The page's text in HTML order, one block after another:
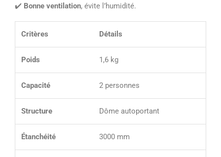
✔️ Bonne ventilation, évite l’humidité.
Critères Détails
Poids 1,6 kg
Capacité 2 personnes
Structure Dôme autoportant
Étanchéité 3000 mm